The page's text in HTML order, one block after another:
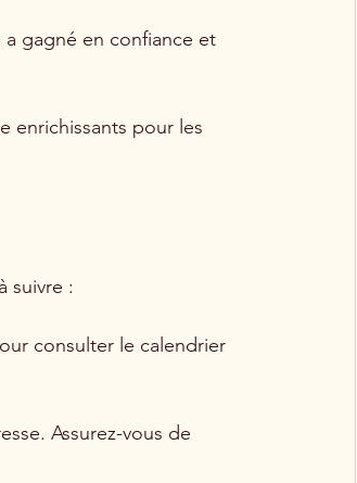
gagné en confiance et
enrichissants pour les
suivre :
consulter le calendrier
Assurez-vous de